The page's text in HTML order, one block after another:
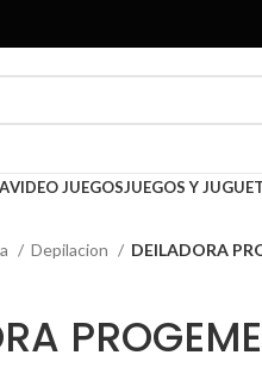
VIDEO JUEGOSJUEGOS Y
Depilacion
DEILADORA